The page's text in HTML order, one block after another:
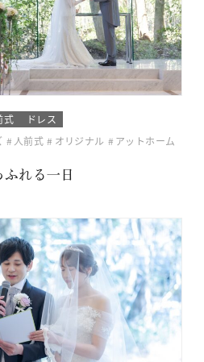
式
ドレス
人前式 オリジナル アットホーム
れる一日